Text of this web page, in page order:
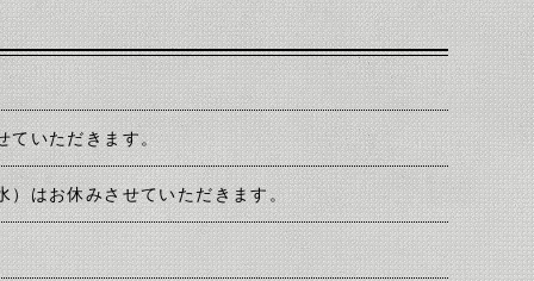
ていただきます。
）はお休みさせていただきます。